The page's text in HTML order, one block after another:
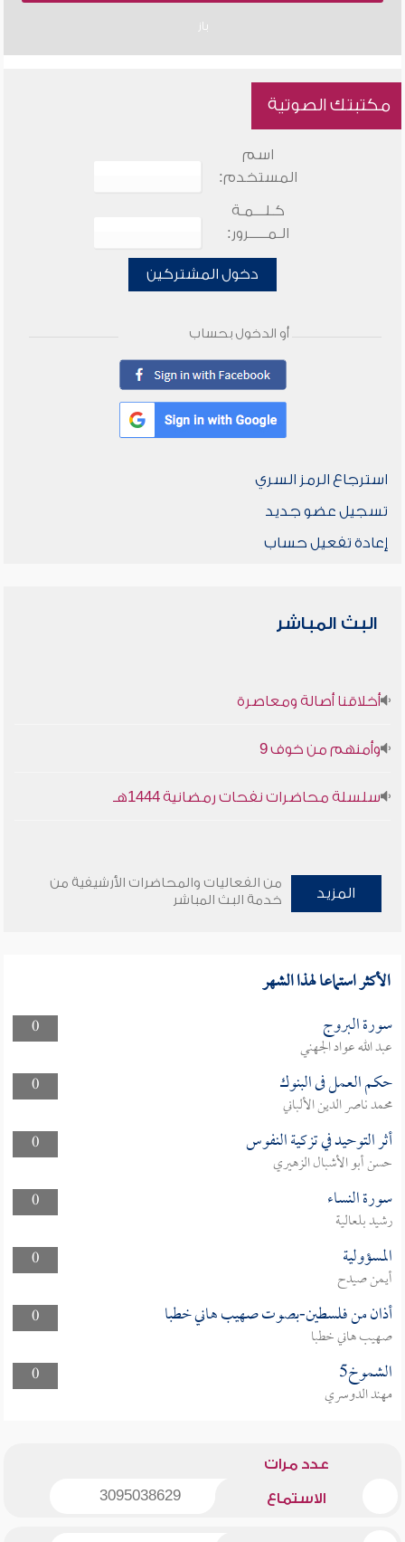
باز
مكتبتك الصوتية
اسم
المستخدم:
كـلـــمـة
الـمـــــرور:
دخول المشتركين
أو الدخول بحساب
استرجاع الرمز السري
تسجيل عضو جديد
إعادة تفعيل حساب
البث المباشر
أخلاقنا أصالة ومعاصرة
وأمنهم من خوف 9
سلسلة محاضرات نفحات رمضانية 1444هـ
المزيد
من الفعاليات والمحاضرات الأرشيفية من
خدمة البث المباشر
الأكثر استماعا لهذا الشهر
0 سورة البروج
عبد الله عواد الجهني
0
حكم العمل فى البنوك
محمد ناصر الدين الألباني
0
أثر التوحيد في تزكية النفوس
حسن أبو الأشبال الزهيري
0
سورة النساء
رشيد بلعالية
0
المسؤولية
أيمن صيدح
0
أذان من فلسطين-بصوت صهيب هاني خطبا
صهيب هاني خطبا
0
الشموخ5
مهند الدوسري
عدد مرات
الاستماع 3095038629